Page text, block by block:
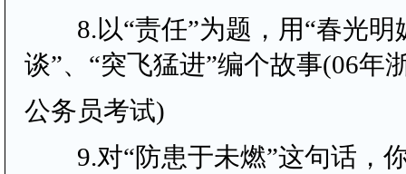
8.以“责任”为题，用“春光明
谈”、“突飞猛进”编个故事(06年
公务员考试)
9.对“防患于未燃”这句话，